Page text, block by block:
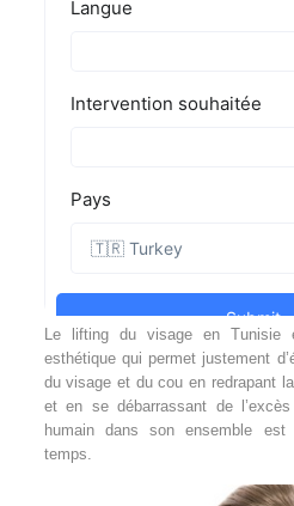
Le lifting du visage en Tunisie
esthétique qui permet justement
du visage et du cou en redrapant
et en se débarrassant de
humain dans son ensemble
temps.